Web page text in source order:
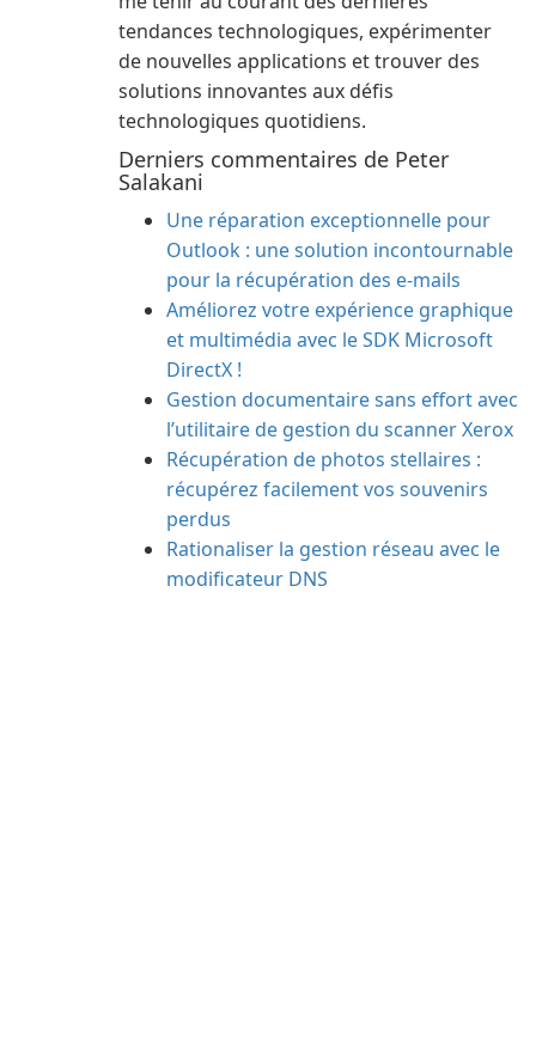
tendances technologiques, expérimenter
de nouvelles applications et trouver des
solutions innovantes aux défis
technologiques quotidiens.
Derniers commentaires de Peter
Salakani
Une réparation exceptionnelle pour
Outlook : une solution incontournable
pour la récupération des e-mails
Améliorez votre expérience graphique
et multimédia avec le SDK Microsoft
DirectX !
Gestion documentaire sans effort avec
l’utilitaire de gestion du scanner Xerox
Récupération de photos stellaires :
récupérez facilement vos souvenirs
perdus
Rationaliser la gestion réseau avec le
modificateur DNS